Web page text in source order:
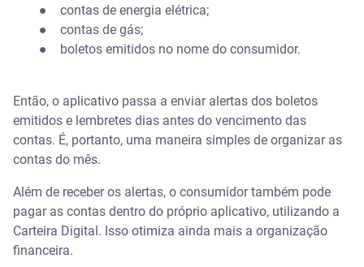
● contas de energia elétrica;
● contas de gás;
● boletos emitidos no nome do consumidor.
Então, o aplicativo passa a enviar alertas dos boletos
emitidos e lembretes dias antes do vencimento das
contas. É, portanto, uma maneira simples de organizar as
contas do mês.
Além de receber os alertas, o consumidor também pode
pagar as contas dentro do próprio aplicativo, utilizando a
Carteira Digital. Isso otimiza ainda mais a organização
financeira.